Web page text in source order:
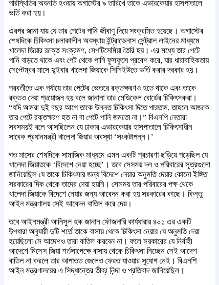
পরিস্থিতির অবনতি হওয়ায় অগাস্টের ৯ তারিখে তাকে এভারকেয়ার হাসপাতালে
ভর্তি করা হয়।
এরপর জানা যায় যে তার পেটের পানি জীবাণু দিয়ে সংক্রমিত হয়েছে। অগাস্টের
শেষদিকে চিকিৎসা চলাকালীন অবস্থায় ইন্ট্রাভেনাস সেন্ট্রাল লাইনের মাধ্যমে
খালেদা জিয়ার রক্তে সংক্রমণ, সেপটিসেমিয়া তৈরি হয়। এর মধ্যে তার পেটে
পানি বাড়তে থাকে এবং পেট থেকে পানি ফুসফুসে প্রবেশ করে, যার ধারাবাহিকতায়
সেপ্টেম্বর মাসে দু্ইবার খালেদা জিয়াকে সিসিইউতে ভর্তি করার দরকার হয়।
পরবর্তীতে এক পর্যায়ে তার পেটের ভেতরে রক্তক্ষরণও হতে থাকে এবং তাকে
রক্তও দেয়া প্রয়োজন হয় বলে জানানা তার মেডিকেল বোর্ডের চিকিৎসকরা।
“যদি আমরা দুই বছর আগে তাকে উন্নত চিকিৎসা দিতে পারতাম, তাহলে আজকে
তার পেটে রক্তক্ষরণ হত না বা পেটে পানি জমতো না।” বিএনপি নেতারা
সবসময়ই বলে আসছিলেন যে ঢাকার এভারকেয়ার হাসপাতালে চিকিৎসাধীন
সাবেক প্রধানমন্ত্রী খালেদা জিয়ার অবস্থা ‘সংকটাপন্ন।’
গত মাসের শেষদিকে সামাজিক মাধ্যমে এমন একটি প্রচারণা ছড়িয়ে পড়েছিল যে
খালেদা জিয়াতকে ‘বিদেশে নেয়া হচ্ছে’। তবে সেসময় দল ও পরিবারের সূত্রগুলো
জানিয়েছিল যে তাকে চিকিৎসার জন্য বিদেশে নেয়ার অনুমতি দেয়ার কোনো ইঙ্গিত
সরকারের দিক থেকে তাদের দেয়া হয়নি। সেসময় তার পরিবারের পক্ষ থেকে
খালেদা জিয়াকে বিদেশে নেয়ার জন্য আবেদন করা হয় সরকারের কাছে। কিন্তু
আইন মন্ত্রণালয় সেই আবেদন বাতিল করে দেয়।
তবে আইনমন্ত্রী আনিসুল হক জানান ফৌজদারি কার্যধারার ৪০১ এর একটি
উপধারা অনুযায়ী দুটি শর্তে তাকে বাসায় থেকে চিকিৎসা নেয়ার যে অনুমতি দেয়া
হয়েছিলো সে আদেশও তারা বাতিল করবেন না। ফলে সরকারের যে নির্বাহী
আদেশে মিসেস জিয়া শর্তসাপেক্ষে বাসায় থেকে চিকিৎসা নিচ্ছেন সেই আদেশ
বাতিল না করলে তার আপাতত জেলেও ফেরত যাওয়ার সুযোগ নেই। বিএনপি
আইন মন্ত্রণালয়ের এ সিদ্ধান্তের তীব্র নিন্দা ও প্রতিবাদ জানিয়েছিল।